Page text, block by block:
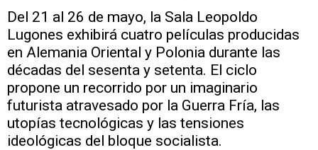
Del 21 al 26 de mayo, la Sala Leopoldo
Lugones exhibirá cuatro películas producidas
en Alemania Oriental y Polonia durante las
décadas del sesenta y setenta. El ciclo
propone un recorrido por un imaginario
futurista atravesado por la Guerra Fría, las
utopías tecnológicas y las tensiones
ideológicas del bloque socialista.